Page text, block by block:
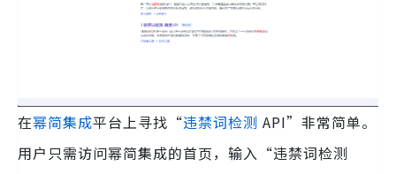
在幂简集成平台上寻找“违禁词检测 API”非常简单。
用户只需访问幂简集成的首页，输入“违禁词检测